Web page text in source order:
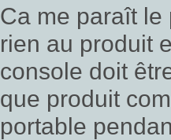
smartphones
Ca me paraît
rien au produit
console doit
que produit
portable